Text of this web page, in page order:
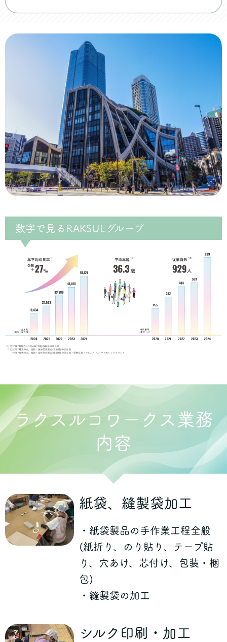
数字で見るRAKSULグループ
ラクスルコワークス業務
内容
紙袋、縫製袋加工
・紙袋製品の手作業工程全般
(紙折り、のり貼り、テープ貼
り、穴あけ、芯付け、包装・梱
包)
・縫製袋の加工
シルク印刷・加工